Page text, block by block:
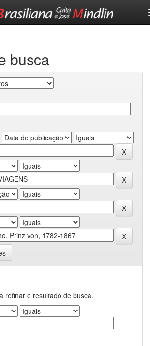
busca
refinar o resultado de busca.